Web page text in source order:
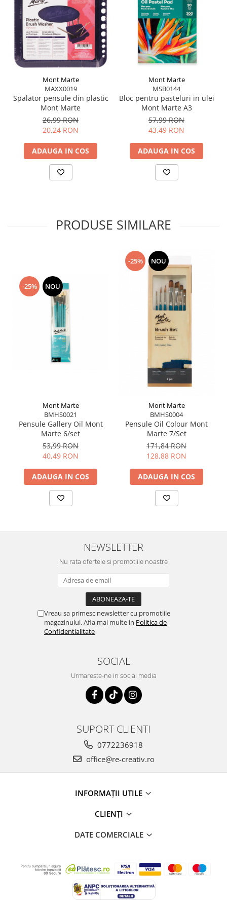
și rotund
Pensulă bright (scurtă și plată)– pentru
control în detalii texturate
Pensulă angulară
– perfectă pentru colțuri și
margini precise
Toate acestea vin ambalate într-un set elegant și
practic, ideal pentru transport și depozitare.
Mont Marte
MAXX0019
Spalator pensule din plastic
Mont Marte
26,99 RON
20,24 RON
ADAUGA IN COS
Mont Marte
MSB0144
Bloc pentru pasteluri in ulei
Mont Marte A3
57,99 RON
43,49 RON
ADAUGA IN COS
PRODUSE SIMILARE
-25% NOU
Mont Marte
BMHS0021
Pensule Gallery Oil Mont
Marte 6/set
53,99 RON
40,49 RON
ADAUGA IN COS
-25% NOU
Mont Marte
BMHS0004
Pensule Oil Colour Mont
Marte 7/Set
171,84 RON
128,88 RON
ADAUGA IN COS
NEWSLETTER
Nu rata ofertele si promotiile noastre
Vreau sa primesc newsletter cu promotiile
magazinului. Afla mai multe in Politica de
Confidentialitate
SOCIAL
Urmareste-ne in social media
SUPORT CLIENTI
0772236918
office@re-creativ.ro
INFORMAȚII UTILE
CLIENȚI
DATE COMERCIALE